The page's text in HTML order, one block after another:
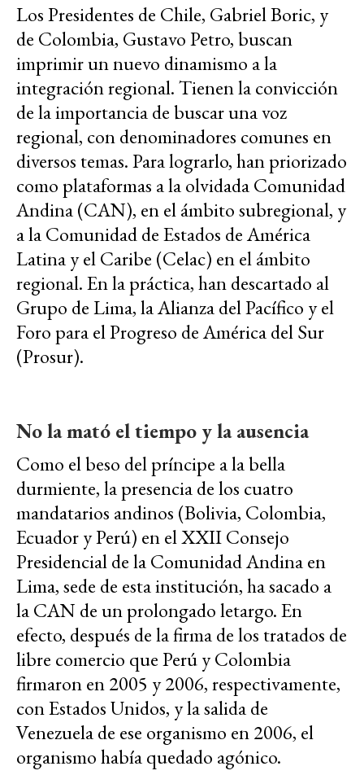
Los Presidentes de Chile, Gabriel Boric, y
de Colombia, Gustavo Petro, buscan
imprimir un nuevo dinamismo a la
integración regional. Tienen la convicción
de la importancia de buscar una voz
regional, con denominadores comunes en
diversos temas. Para lograrlo, han priorizado
como plataformas a la olvidada Comunidad
Andina (CAN), en el ámbito subregional, y
a la Comunidad de Estados de América
Latina y el Caribe (Celac) en el ámbito
regional. En la práctica, han descartado al
Grupo de Lima, la Alianza del Pacífico y el
Foro para el Progreso de América del Sur
(Prosur).
No la mató el tiempo y la ausencia
Como el beso del príncipe a la bella
durmiente, la presencia de los cuatro
mandatarios andinos (Bolivia, Colombia,
Ecuador y Perú) en el XXII Consejo
Presidencial de la Comunidad Andina en
Lima, sede de esta institución, ha sacado a
la CAN de un prolongado letargo. En
efecto, después de la firma de los tratados de
libre comercio que Perú y Colombia
firmaron en 2005 y 2006, respectivamente,
con Estados Unidos, y la salida de
Venezuela de ese organismo en 2006, el
organismo había quedado agónico.